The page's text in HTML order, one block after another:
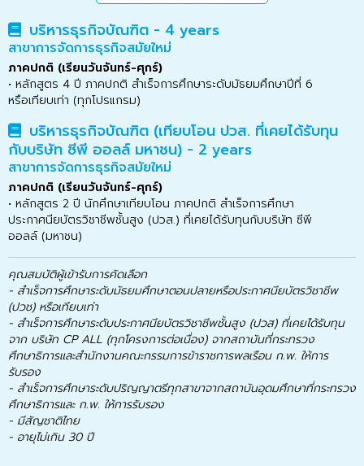
บริหารธุรกิจบัณฑิต - 4 years
สาขาการจัดการธุรกิจสมัยใหม่
ภาคปกติ (เรียนวันจันทร์-ศุกร์)
• หลักสูตร 4 ปี ภาคปกติ สำเร็จการศึกษาระดับมัธยมศึกษาปีที่ 6
หรือเทียบเท่า (ทุกโปรแกรม)
บริหารธุรกิจบัณฑิต (เทียบโอน ปวส. ที่เคยได้รับทุน
กับบริษัท ซีพี ออลล์ มหาชน) - 2 years
สาขาการจัดการธุรกิจสมัยใหม่
ภาคปกติ (เรียนวันจันทร์-ศุกร์)
• หลักสูตร 2 ปี นักศึกษาเทียบโอน ภาคปกติ สำเร็จการศึกษา
ประกาศนียบัตรวิชาชีพชั้นสูง (ปวส.) ที่เคยได้รับทุนกับบริษัท ซีพี
ออลล์ (มหาชน)
คุณสมบัติผู้เข้ารับการคัดเลือก
- สำเร็จการศึกษาระดับมัธยมศึกษาตอนปลายหรือประกาศนียบัตรวิชาชีพ
(ปวช) หรือเทียบเท่า
- สำเร็จการศึกษาระดับประกาศนียบัตรวิชาชีพชั้นสูง (ปวส) ที่เคยได้รับทุน
จาก บริษัท CP ALL (ทุกโครงการต่อเนื่อง) จากสถาบันที่กระทรวง
ศึกษาธิการและสำนักงานคณะกรรมการข้าราชการพลเรือน ก.พ. ให้การ
รับรอง
- สำเร็จการศึกษาระดับปริญญาตรีทุกสาขาจากสถาบันอุดมศึกษาที่กระทรวง
ศึกษาธิการและ ก.พ. ให้การรับรอง
- มีสัญชาติไทย
- อายุไม่เกิน 30 ปี